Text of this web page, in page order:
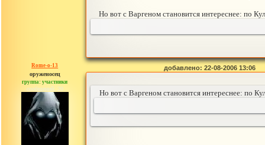
Но вот с Варгеном становится интереснее: по
Rome-o-13
оруженосец
группа: участники
сообщений: 20
добавлено: 22-08-2006 13:06
Но вот с Варгеном становится интереснее: по